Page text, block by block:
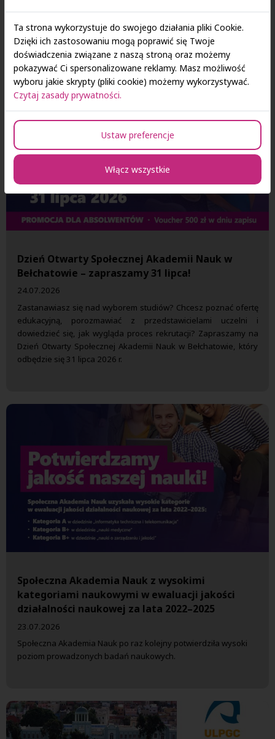
ponad miesiąc oferował uczestnikom możliwość bezpłatnego
udziału w praktycznych kursach prowadzonych przez
ekspertów z różnych dziedzin.
Dzień Otwarty Społecznej Akademii Nauk w
Bełchatowie – zapraszamy 31 lipca!
24.07.2026
Zastanawiasz się nad wyborem studiów? Chcesz poznać ofertę
edukacyjną, porozmawiać z przedstawicielami uczelni i
dowiedzieć się, jak wygląda proces rekrutacji? Zapraszamy na
Dzień Otwarty Społecznej Akademii Nauk w Bełchatowie, który
odbędzie się 31 lipca 2026 r.
Społeczna Akademia Nauk z wysokimi
kategoriami naukowymi w ewaluacji jakości
działalności naukowej za lata 2022–2025
23.07.2026
Społeczna Akademia Nauk po raz kolejny potwierdziła wysoki
poziom prowadzonych badań naukowych.
Ta strona wykorzystuje do swojego działania pliki Cookie.
Dzięki ich zastosowaniu mogą poprawić się Twoje
doświadczenia związane z naszą stroną oraz możemy
pokazywać Ci spersonalizowane reklamy. Masz możliwość
wyboru jakie skrypty (pliki cookie) możemy wykorzystywać.
Czytaj zasady prywatności.
Ustaw preferencje
Włącz wszystkie